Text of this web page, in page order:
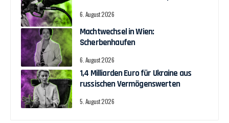
6. August 2026
Machtwechsel in Wien:
Scherbenhaufen
6. August 2026
1,4 Milliarden Euro für Ukraine aus
russischen Vermögenswerten
5. August 2026